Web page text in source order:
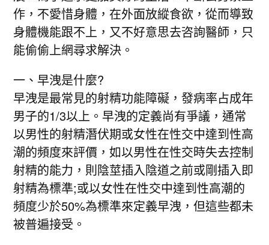
作，不愛惜身體，在外面放縱食欲，從而導致
身體機能跟不上，又不好意思去咨詢醫師，只
能偷偷上網尋求解決。
一、早洩是什麼?
早洩是最常見的射精功能障礙，發病率占成年
男子的1/3以上。早洩的定義尚有爭議，通常
以男性的射精潛伏期或女性在性交中達到性高
潮的頻度來評價，如以男性在性交時失去控制
射精的能力，則陰莖插入陰道之前或剛插入即
射精為標準;或以女性在性交中達到性高潮的
頻度少於50%為標準來定義早洩，但這些都未
被普遍接受。